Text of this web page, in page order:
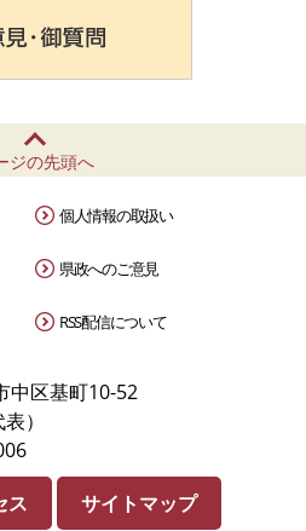
ジの先頭へ
個人情報の取扱い
県政へのご意見
RSS配信について
中区基町10-52
）
ス
サイトマップ